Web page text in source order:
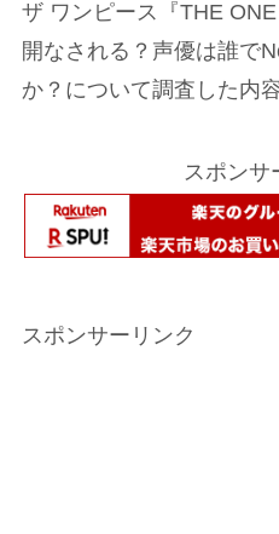
ザ ワンピース『THE
開なされる？声優は誰で
か？について調査した内
スポンサ
スポンサーリンク